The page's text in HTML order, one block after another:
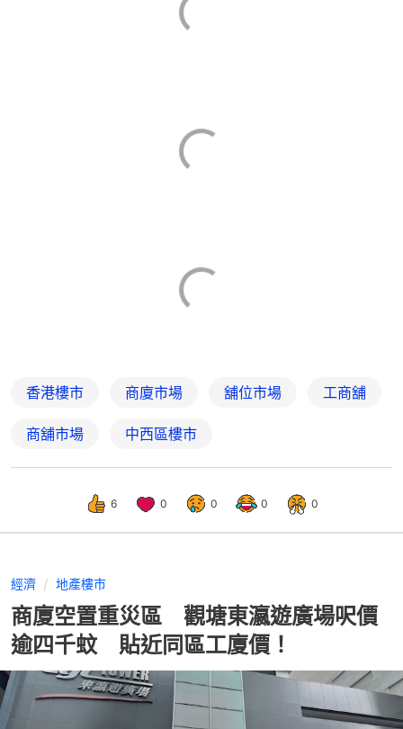
香港樓市 商廈市場 舖位市場 工商舖
商舖市場 中西區樓市
6 0 0 0 0
經濟 地產樓市
商廈空置重災區 觀塘東瀛遊廣場呎價
逾四千蚊 貼近同區工廈價！